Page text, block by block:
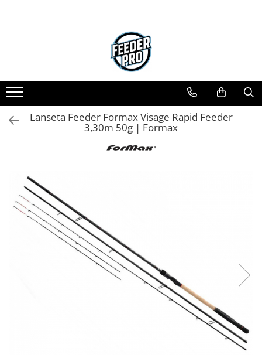
Mulinete
Accesorii Diverse
Mincioguri si Juvelnice
Scaune si Accesorii
Nade si Momeli
Accesorii Monturi
Lanseta Feeder Formax Visage Rapid Feeder
3,30m 50g | Formax